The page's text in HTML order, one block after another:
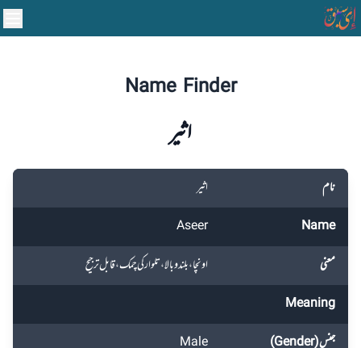
Name Finder
اثیر
نام
اثیر
Name
Aseer
معنی
اونچا، بلند و بالا، تلوار کی چمک، قابل ترجیح
Meaning
جنس (Gender)
Male